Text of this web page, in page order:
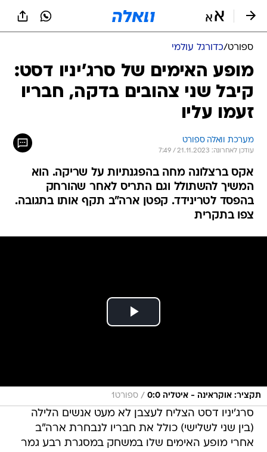
ספורט/כדורגל עולמי
מופע האימים של סרג'יניו דסט:
קיבל שני צהובים בדקה, חבריו
זעמו עליו
מערכת וואלה ספורט
עודכן לאחרונה: 21.11.2023 / 7:49
אקס ברצלונה מחה בהפגנתיות על שריקה. הוא
המשיך להשתולל וגם התריס לאחר שהורחק
בהפסד לטרינידד. קפטן ארה"ב תקף אותו בתגובה.
צפו בתקרית
תקציר: אוקראינה - איטליה 0:0 / ספורט1
סרג'יניו דסט הצליח לעצבן לא מעט אנשים הלילה
(בין שני לשלישי) כולל את חבריו לנבחרת ארה"ב
אחרי מופע האימים שלו במשחק במסגרת רבע גמר